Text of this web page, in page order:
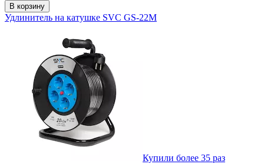
В корзину
Удлинитель на катушке SVC GS-22M
Купили более 35 раз